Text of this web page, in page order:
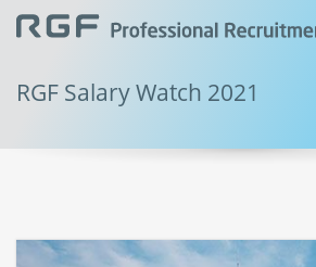
RGF Salary Watch 2021